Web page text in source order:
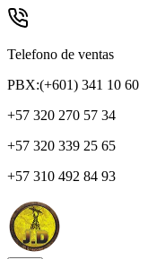
Telefono de ventas
PBX:(+601) 341 10 60
+57 320 270 57 34
+57 320 339 25 65
+57 310 492 84 93